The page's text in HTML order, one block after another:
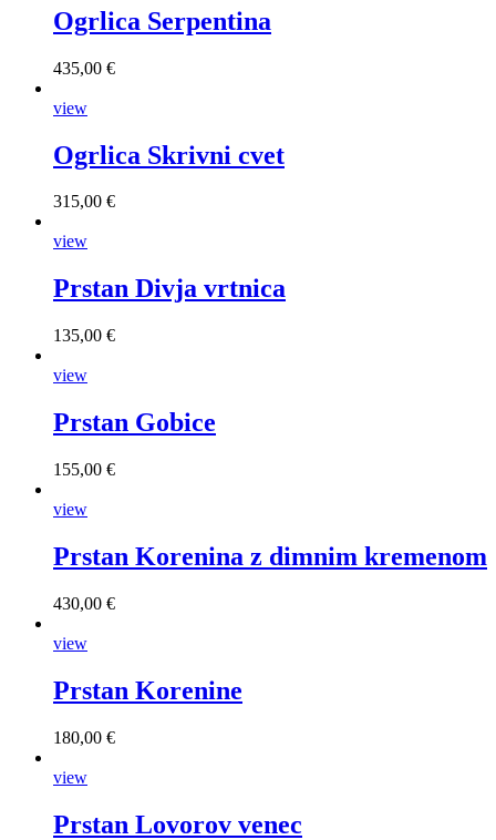
Ogrlica Serpentina
435,00 €
view
Ogrlica Skrivni cvet
315,00 €
view
Prstan Divja vrtnica
135,00 €
view
Prstan Gobice
155,00 €
view
Prstan Korenina z dimnim kremenom
430,00 €
view
Prstan Korenine
180,00 €
view
Prstan Lovorov venec